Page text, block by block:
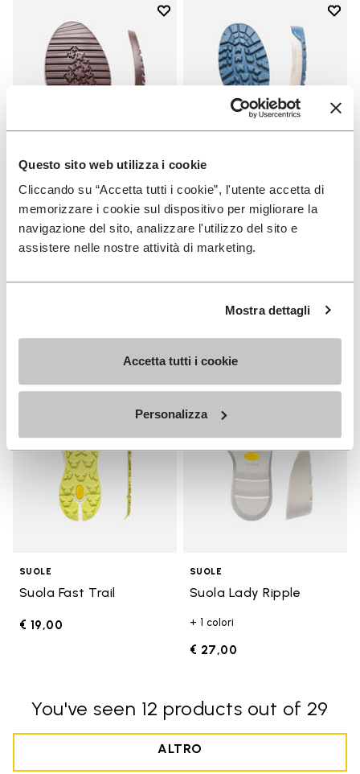
Questo sito web utilizza i cookie
Cliccando su “Accetta tutti i cookie”, l'utente accetta di
memorizzare i cookie sul dispositivo per migliorare la
navigazione del sito, analizzare l'utilizzo del sito e
assistere nelle nostre attività di marketing.
Mostra dettagli
Accetta tutti i cookie
Personalizza
Add to wishlist
Add to wishlist Suola Domingo
SUOLE
Suola Domingo
Add
SUOLE
Suola Fourà
Add to wishlist
SUOLE
Suola Fast Trail
€ 19,00
SUOLE
Suola Lady Ripple
+ 1 colori
€ 27,00
You've seen 12 products out of 29
ALTRO